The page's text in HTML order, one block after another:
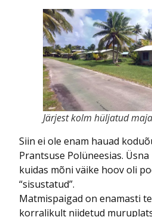
Järjest kolm hüljatud maja
Siin ei ole enam hauad
Prantsuse Polüneesias.
kuidas mõni väike hoov oli
“sisustatud”.
Matmispaigad on enamasti
korralikult niidetud